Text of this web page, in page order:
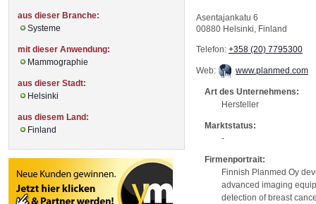
Asentajankatu 6
00880 Helsinki, Finland
Telefon: +358 (20) 7795300
Web: www.planmed.com
Art des Unternehmens:
Hersteller
Marktstatus:
-
Firmenportrait:
Finnish Planmed Oy
advanced imaging
detection of breast
aus dieser Branche:
Systeme
mit dieser Anwendung:
Mammographie
aus dieser Stadt:
Helsinki
aus diesem Land:
Finland